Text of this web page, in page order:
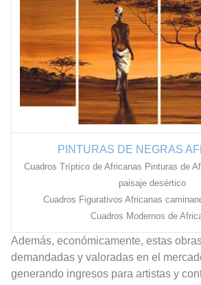
PINTURAS DE NEGRAS
Cuadros Tríptico de Africanas Pinturas de
paisaje desértico
Cuadros Figurativos Africanas
Cuadros Modernos de
Además, económicamente, estas
demandadas y valoradas en el
generando ingresos para artistas y